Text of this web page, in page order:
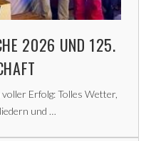
2026 UND 125.
Erfolg: Tolles Wetter,
und …